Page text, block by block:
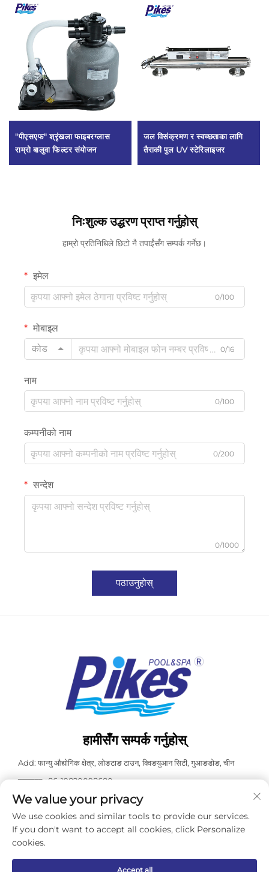
"पीएसएफ" श्रृंखला फाइबरग्लास
राम्रो बालुवा फिल्टर संयोजन
जल विसंक्रमण र स्वच्छताका लागि
तैराकी पुल UV स्टेरिलाइजर
निःशुल्क उद्धरण प्राप्त गर्नुहोस्
हाम्रो प्रतिनिधिले छिटो नै तपाईंसँग सम्पर्क गर्नेछ।
इमेल
0/100
मोबाइल
कोड
0/16
नाम
0/100
कम्पनीको नाम
0/200
सन्देश
0/1000
पठाउनुहोस्
हामीसँग सम्पर्क गर्नुहोस्
Add: फान्यु औद्योगिक क्षेत्र, लोङटाङ टाउन, क्विङयुआन सिटी, गुआङडोङ, चीन
व्हाट्सएप:+86-19820098680
टेल:+86-0763-3603098
इमेल:[email protected]
कॉपीराइट © २०२६ गुआंगडोंग कास्डाली पूल स्पा उपकरण कं., लि. सबै अधिकार सुरक्षित छन्।
-गोपनीयता नीति
We value your privacy
We use cookies and similar tools to provide our services.
If you don't want to accept all cookies, click Personalize
cookies.
Accept all